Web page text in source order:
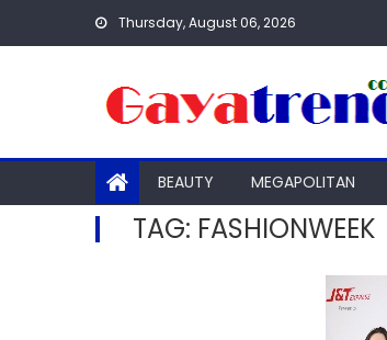
Thursday, August 06, 2026
BEAUTY MEGAPOLITAN
TAG: FASHIONWEEK